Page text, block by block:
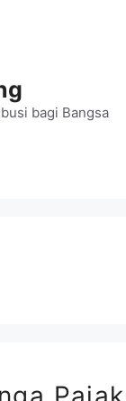
bagi Bangsa